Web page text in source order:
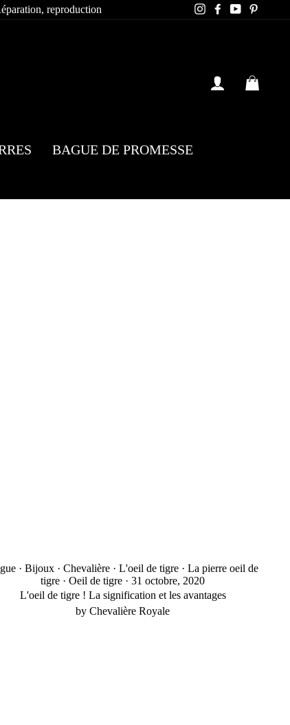
reproduction InstagramFacebookYouTube
SE
BAGUE DE PROMESSE
· Bijoux· Chevalière· L'oeil de tigre· La pierre oeil de
tigre ·Oeil de tigre ·31 octobre, 2020
L'oeil de tigre ! La signification et les avantages
by Chevalière Royale